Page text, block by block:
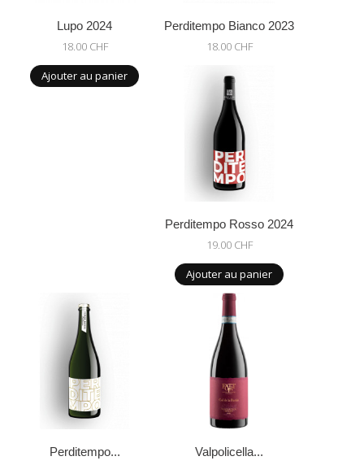
Lupo 2024
18.00 CHF
Ajouter au panier
Perditempo Bianco 2023
18.00 CHF
Perditempo Rosso 2024
19.00 CHF
Ajouter au panier
Perditempo... Valpolicella...